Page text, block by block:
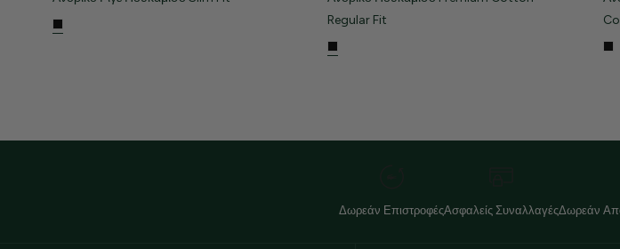
Regular Fit
Δωρεάν ΕπιστροφέςΑσφαλείς ΣυναλλαγέςΔωρεάν